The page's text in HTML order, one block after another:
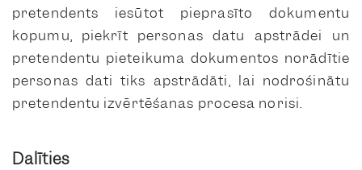
pretendents iesūtot pieprasīto dokumentu
kopumu, piekrīt personas datu apstrādei un
pretendentu pieteikuma dokumentos norādītie
personas dati tiks apstrādāti, lai nodrošinātu
pretendentu izvērtēšanas procesa norisi.
Dalīties